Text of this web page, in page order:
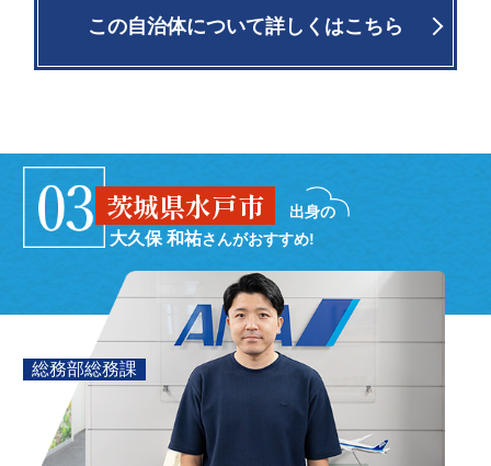
この自治体について詳しくはこちら
茨城県水戸市 出身の
大久保 和祐さんがおすすめ!
総務部総務課